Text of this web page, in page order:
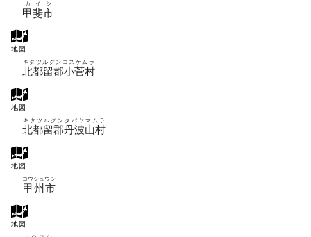
甲斐市
カイシ
地図
北都留郡小菅村
キタツルグンコスゲムラ
地図
北都留郡丹波山村
キタツルグンタバヤマムラ
地図
甲州市
コウシュウシ
地図